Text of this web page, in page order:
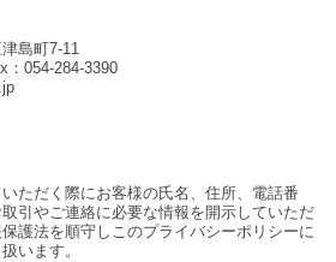
島町7-11
054-284-3390
ただく際にお客様の氏名、住所、電話番
引やご連絡に必要な情報を開示していただ
護法を順守しこのプライバシーポリシーに
います。